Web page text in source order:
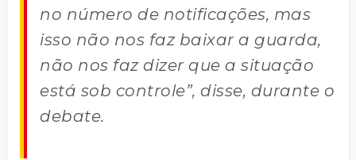
no número de notificações, mas
isso não nos faz baixar a guarda,
não nos faz dizer que a situação
está sob controle”, disse, durante o
debate.